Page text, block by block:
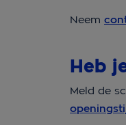
Neem
Heb
Meld de